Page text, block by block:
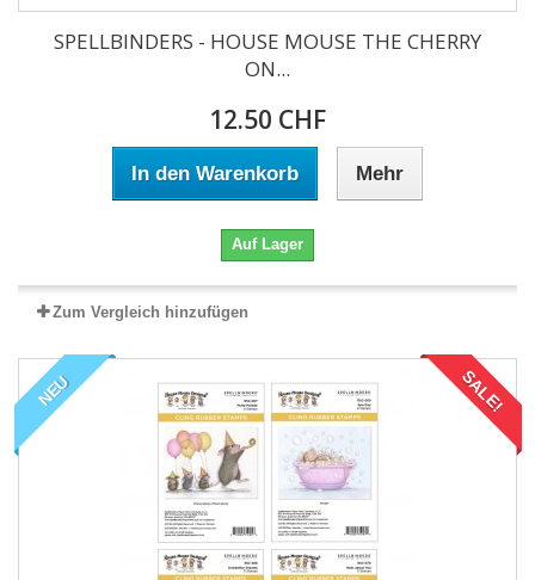
SPELLBINDERS - HOUSE MOUSE THE CHERRY
ON...
12.50 CHF
In den Warenkorb Mehr
Auf Lager
Zum Vergleich hinzufügen
NEU SALE!